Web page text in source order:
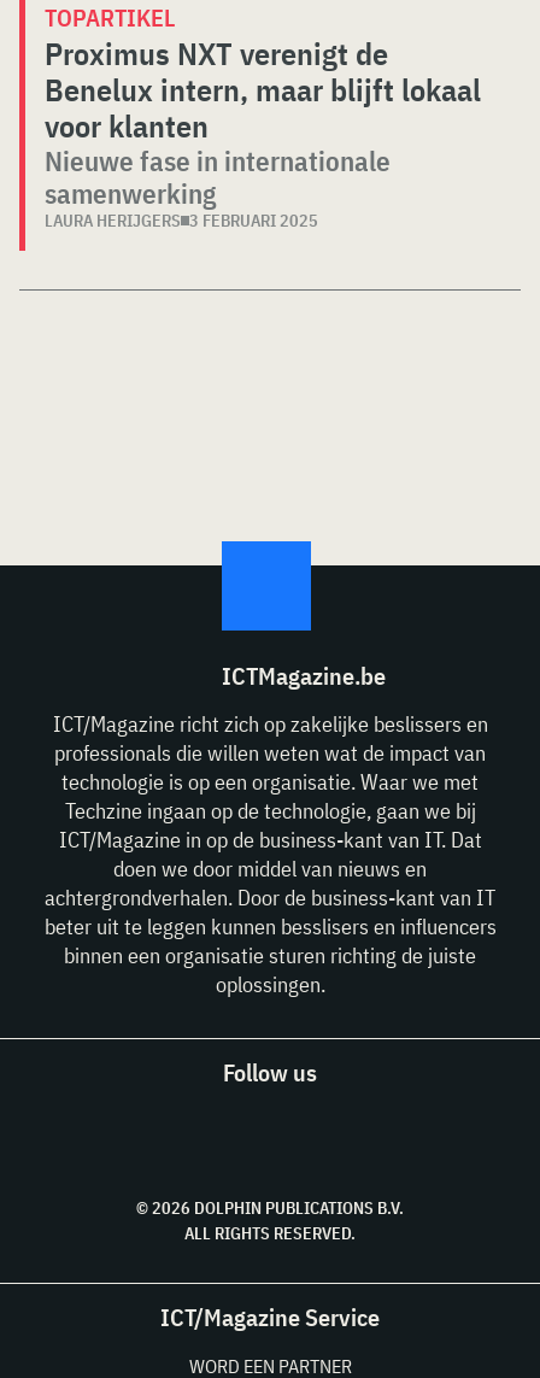
TOPARTIKEL
Proximus NXT verenigt de
Benelux intern, maar blijft lokaal
voor klanten
Nieuwe fase in internationale
samenwerking
LAURA HERIJGERS 3 FEBRUARI 2025
ICTMagazine.be
ICT/Magazine richt zich op zakelijke beslissers en
professionals die willen weten wat de impact van
technologie is op een organisatie. Waar we met
Techzine ingaan op de technologie, gaan we bij
ICT/Magazine in op de business-kant van IT. Dat
doen we door middel van nieuws en
achtergrondverhalen. Door de business-kant van IT
beter uit te leggen kunnen besslisers en influencers
binnen een organisatie sturen richting de juiste
oplossingen.
Follow us
© 2026 DOLPHIN PUBLICATIONS B.V.
ALL RIGHTS RESERVED.
ICT/Magazine Service
WORD EEN PARTNER